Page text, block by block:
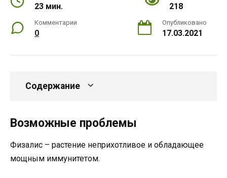
23 мин. 218
Комментарии
0
Опубликовано
17.03.2021
Содержание
Возможные проблемы
Физалис – растение неприхотливое и обладающее
мощным иммунитетом.